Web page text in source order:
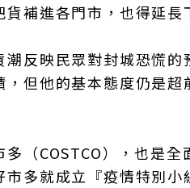
補進各門市，也得延長
反映民眾對封城恐慌
但他的基本態度仍是
（COSTCO），也是
多就成立『疫情特別